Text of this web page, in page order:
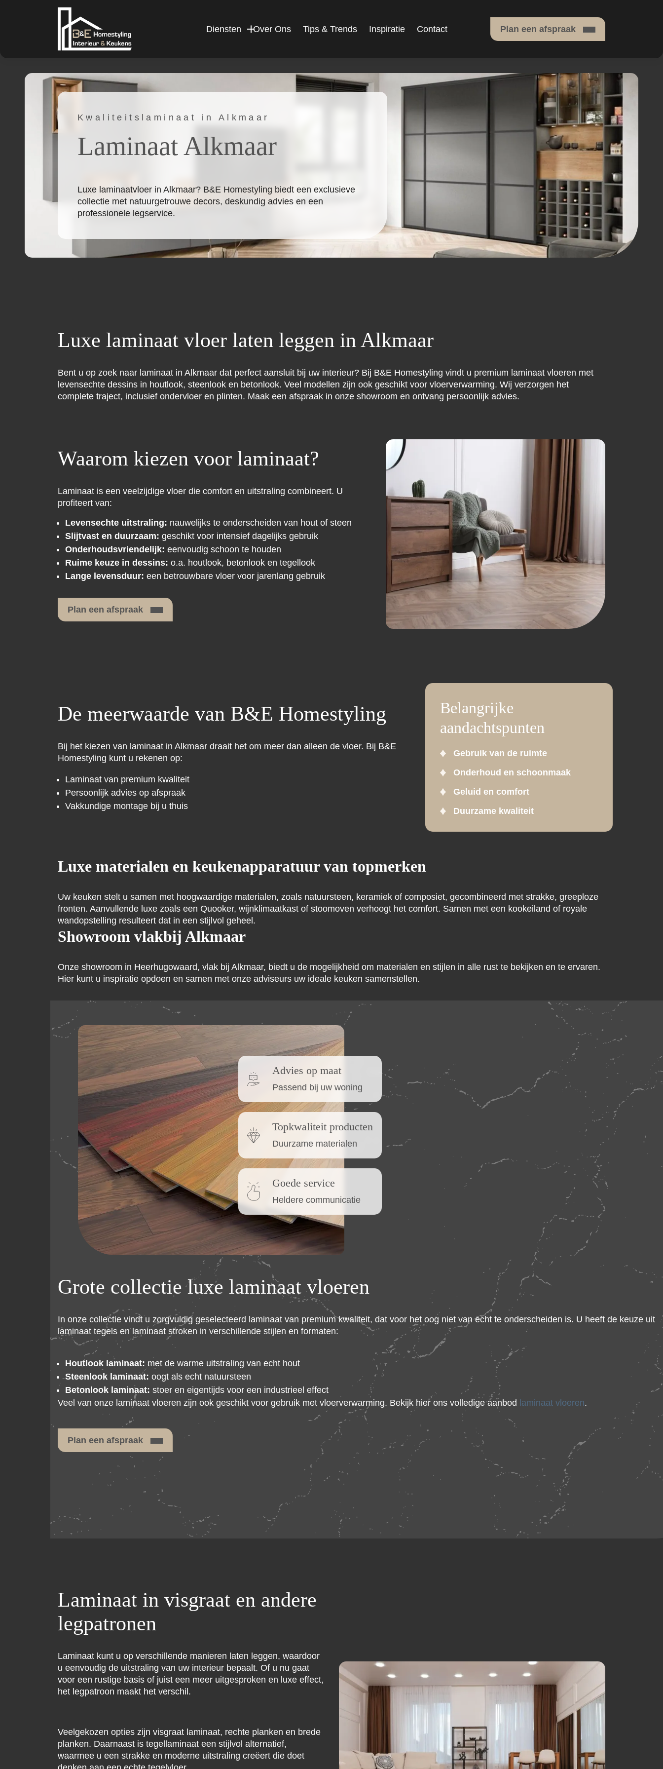
Diensten Over Ons Tips & Trends Inspiratie Contact Plan een afspraak
Kwaliteitslaminaat in Alkmaar
Laminaat Alkmaar
Luxe laminaatvloer in Alkmaar? B&E Homestyling biedt een exclusieve
collectie met natuurgetrouwe decors, deskundig advies en een
professionele legservice.
Luxe laminaat vloer laten leggen in Alkmaar
Bent u op zoek naar laminaat in Alkmaar dat perfect aansluit bij uw interieur? Bij B&E Homestyling vindt u premium laminaat vloeren met
levensechte dessins in houtlook, steenlook en betonlook. Veel modellen zijn ook geschikt voor vloerverwarming. Wij verzorgen het
complete traject, inclusief ondervloer en plinten. Maak een afspraak in onze showroom en ontvang persoonlijk advies.
Waarom kiezen voor laminaat?
Laminaat is een veelzijdige vloer die comfort en uitstraling combineert. U
profiteert van:
Levensechte uitstraling: nauwelijks te onderscheiden van hout of steen
Slijtvast en duurzaam: geschikt voor intensief dagelijks gebruik
Onderhoudsvriendelijk: eenvoudig schoon te houden
Ruime keuze in dessins: o.a. houtlook, betonlook en tegellook
Lange levensduur: een betrouwbare vloer voor jarenlang gebruik
Plan een afspraak
De meerwaarde van B&E Homestyling
Bij het kiezen van laminaat in Alkmaar draait het om meer dan alleen de vloer. Bij B&E
Homestyling kunt u rekenen op:
Laminaat van premium kwaliteit
Persoonlijk advies op afspraak
Vakkundige montage bij u thuis
Belangrijke
aandachtspunten
Gebruik van de ruimte
Onderhoud en schoonmaak
Geluid en comfort
Duurzame kwaliteit
Luxe materialen en keukenapparatuur van topmerken
Uw keuken stelt u samen met hoogwaardige materialen, zoals natuursteen, keramiek of composiet, gecombineerd met strakke, greeploze
fronten. Aanvullende luxe zoals een Quooker, wijnklimaatkast of stoomoven verhoogt het comfort. Samen met een kookeiland of royale
wandopstelling resulteert dat in een stijlvol geheel.
Showroom vlakbij Alkmaar
Onze showroom in Heerhugowaard, vlak bij Alkmaar, biedt u de mogelijkheid om materialen en stijlen in alle rust te bekijken en te ervaren.
Hier kunt u inspiratie opdoen en samen met onze adviseurs uw ideale keuken samenstellen.
Advies op maat
Passend bij uw woning
Topkwaliteit producten
Duurzame materialen
Goede service
Heldere communicatie
Grote collectie luxe laminaat vloeren
In onze collectie vindt u zorgvuldig geselecteerd laminaat van premium kwaliteit, dat voor het oog niet van echt te onderscheiden is. U heeft de keuze uit
laminaat tegels en laminaat stroken in verschillende stijlen en formaten:
Houtlook laminaat: met de warme uitstraling van echt hout
Steenlook laminaat: oogt als echt natuursteen
Betonlook laminaat: stoer en eigentijds voor een industrieel effect
Veel van onze laminaat vloeren zijn ook geschikt voor gebruik met vloerverwarming. Bekijk hier ons volledige aanbod laminaat vloeren.
Plan een afspraak
Laminaat in visgraat en andere
legpatronen
Laminaat kunt u op verschillende manieren laten leggen, waardoor
u eenvoudig de uitstraling van uw interieur bepaalt. Of u nu gaat
voor een rustige basis of juist een meer uitgesproken en luxe effect,
het legpatroon maakt het verschil.
Veelgekozen opties zijn visgraat laminaat, rechte planken en brede
planken. Daarnaast is tegellaminaat een stijlvol alternatief,
waarmee u een strakke en moderne uitstraling creëert die doet